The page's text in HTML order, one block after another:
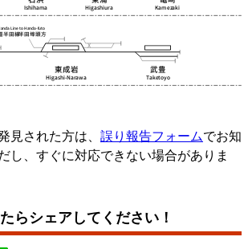
見された方は、 誤り報告フォームでお知
し、すぐに対応できない場合がありま
らシェアしてください！